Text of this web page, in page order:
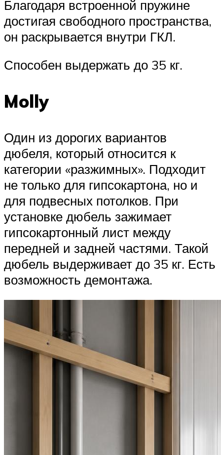
Благодаря встроенной пружине
достигая свободного пространства,
он раскрывается внутри ГКЛ.
Способен выдержать до 35 кг.
Molly
Один из дорогих вариантов
дюбеля, который относится к
категории «разжимных». Подходит
не только для гипсокартона, но и
для подвесных потолков. При
установке дюбель зажимает
гипсокартонный лист между
передней и задней частями. Такой
дюбель выдерживает до 35 кг. Есть
возможность демонтажа.